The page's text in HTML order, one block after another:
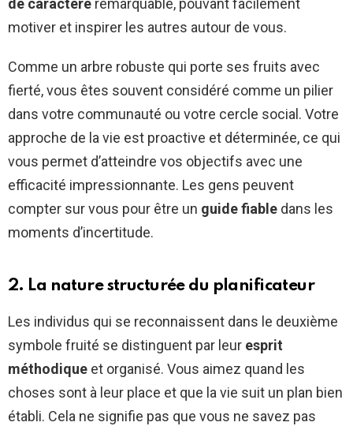
de caractère remarquable, pouvant facilement
motiver et inspirer les autres autour de vous.
Comme un arbre robuste qui porte ses fruits avec
fierté, vous êtes souvent considéré comme un pilier
dans votre communauté ou votre cercle social. Votre
approche de la vie est proactive et déterminée, ce qui
vous permet d’atteindre vos objectifs avec une
efficacité impressionnante. Les gens peuvent
compter sur vous pour être un guide fiable dans les
moments d’incertitude.
2. La nature structurée du planificateur
Les individus qui se reconnaissent dans le deuxième
symbole fruité se distinguent par leur esprit
méthodique et organisé. Vous aimez quand les
choses sont à leur place et que la vie suit un plan bien
établi. Cela ne signifie pas que vous ne savez pas